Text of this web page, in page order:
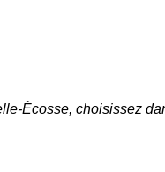
littératie
Écosse, choisissez